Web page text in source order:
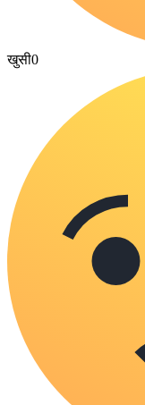
खुसी0